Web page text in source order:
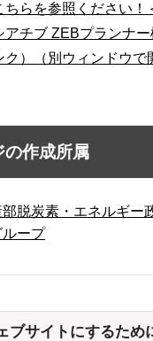
ちらを参照ください
アチブ ZEBプランナ
）（別ウィンドウで
の作成所属
脱炭素・エネルギー
ープ
ブサイトにするため